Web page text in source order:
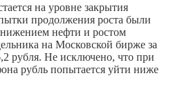
на уровне закрытия
продолжения роста были
нефти и ростом
на Московской бирже за
рубля. Не исключено, что при
рубль попытается уйти ниже